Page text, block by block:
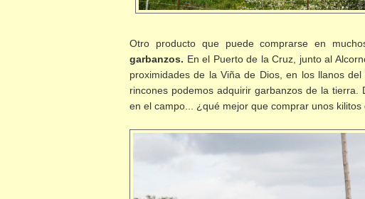
Otro producto que puede comprarse en
garbanzos. En el Puerto de la Cruz, junto al
proximidades de la Viña de Dios, en los llanos
rincones podemos adquirir garbanzos de la
en el campo... ¿qué mejor que comprar unos